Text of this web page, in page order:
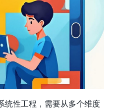
统性工程，需要从多个维度